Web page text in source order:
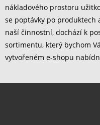
nákladového prostoru
se poptávky po produktech
naší činnostní, dochází k
sortimentu, který bychom
vytvořeném e-shopu